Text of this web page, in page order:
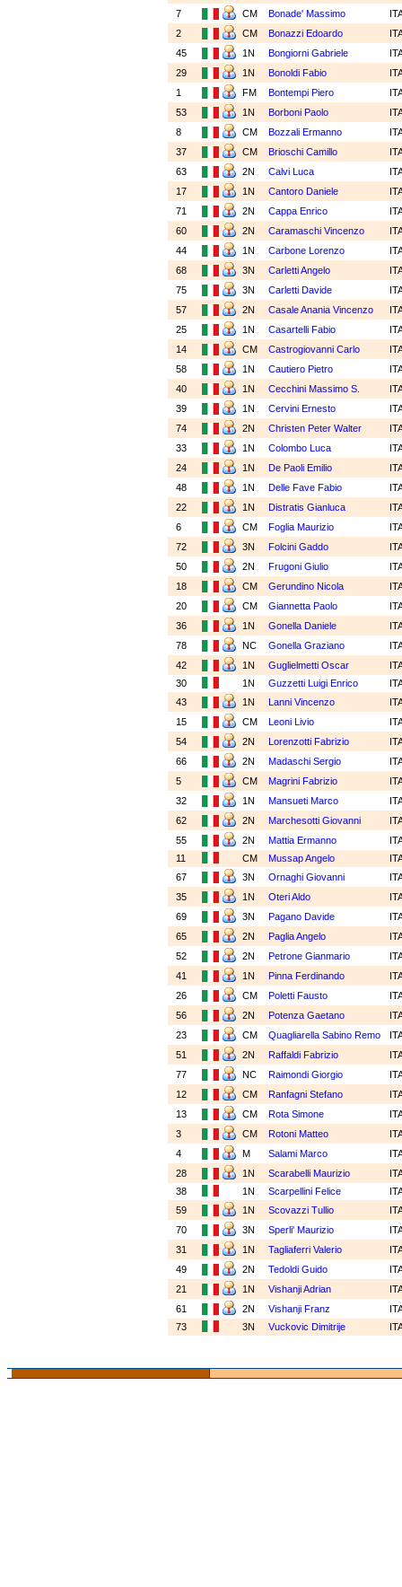
7
CM Bonade' Massimo
2
CM Bonazzi Edoardo
45
1N Bongiorni Gabriele
29
1N Bonoldi Fabio
1
FM Bontempi Piero
53
1N Borboni Paolo
8
CM Bozzali Ermanno
37
CM Brioschi Camillo
63
2N Calvi Luca
17
1N Cantoro Daniele
71
2N Cappa Enrico
60
2N Caramaschi Vincenzo
44
1N Carbone Lorenzo
68
3N Carletti Angelo
75
3N Carletti Davide
57
2N Casale Anania Vincenzo
25
1N Casartelli Fabio
14
CM Castrogiovanni Carlo
58
1N Cautiero Pietro
40
1N Cecchini Massimo S.
39
1N Cervini Ernesto
74
2N Christen Peter Walter
33
1N Colombo Luca
24
1N De Paoli Emilio
48
1N Delle Fave Fabio
22
1N Distratis Gianluca
6
CM Foglia Maurizio
72
3N Folcini Gaddo
50
2N Frugoni Giulio
18
CM Gerundino Nicola
20
CM Giannetta Paolo
36
1N Gonella Daniele
78
NC Gonella Graziano
42
1N Guglielmetti Oscar
30
1N Guzzetti Luigi Enrico
43
1N Lanni Vincenzo
15
CM Leoni Livio
54
2N Lorenzotti Fabrizio
66
2N Madaschi Sergio
5
CM Magrini Fabrizio
32
1N Mansueti Marco
62
2N Marchesotti Giovanni
55
2N Mattia Ermanno
11
CM Mussap Angelo
67
3N Ornaghi Giovanni
35
1N Oteri Aldo
69
3N Pagano Davide
65
2N Paglia Angelo
52
2N Petrone Gianmario
41
1N Pinna Ferdinando
26
CM Poletti Fausto
56
2N Potenza Gaetano
23
CM Quagliarella Sabino Remo
51
2N Raffaldi Fabrizio
77
NC Raimondi Giorgio
12
CM Ranfagni Stefano
13
CM Rota Simone
3
CM Rotoni Matteo
4
M Salami Marco
28
1N Scarabelli Maurizio
38
1N Scarpellini Felice
59
1N Scovazzi Tullio
70
3N Sperli' Maurizio
31
1N Tagliaferri Valerio
49
2N Tedoldi Guido
21
1N Vishanji Adrian
61
2N Vishanji Franz
73
3N Vuckovic Dimitrije